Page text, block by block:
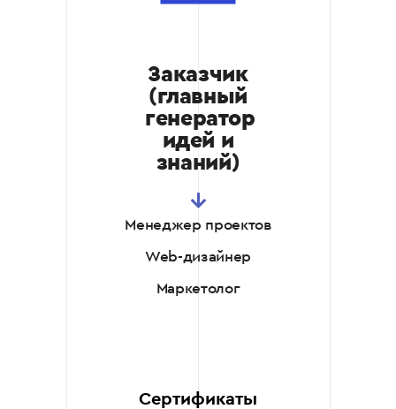
обеспечивая отличный
пользовательский опыт
как на ПК, так и на
мобильных устройствах.
Аналитика и
отслеживать результаты
и улучшать
Наши рекомендации
Заказчик
(главный
генератор
идей и
знаний)
Менеджер проектов
Web-дизайнер
Маркетолог
Сертификаты